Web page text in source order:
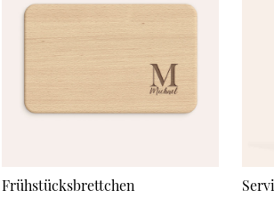
Frühstücksbrettchen